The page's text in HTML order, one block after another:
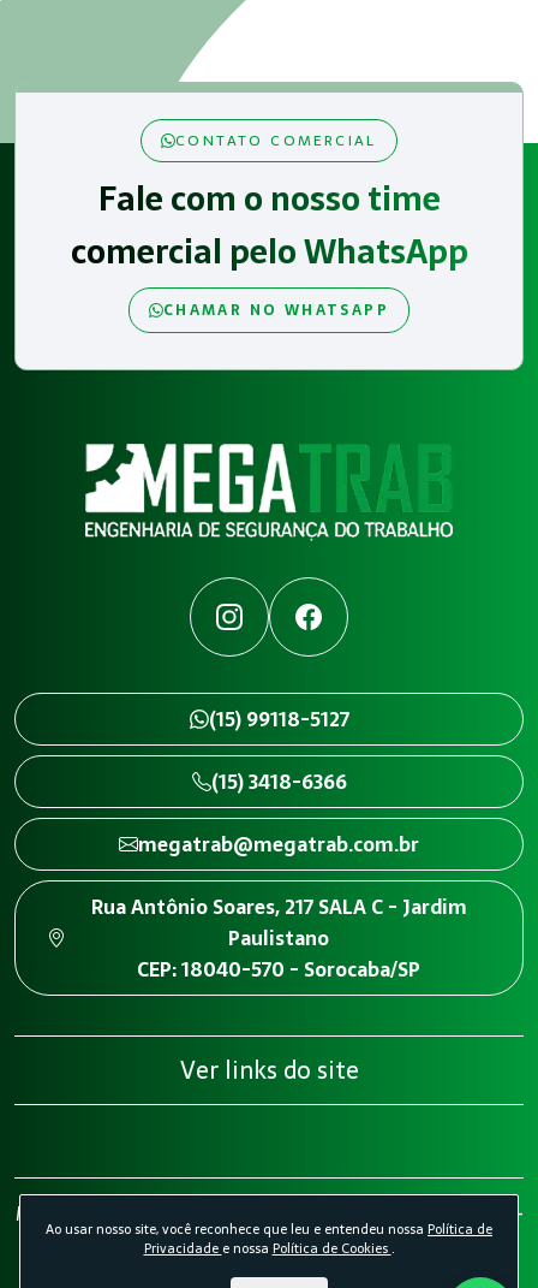
CONTATO COMERCIAL
Fale com o nosso time
comercial pelo WhatsApp
CHAMAR NO WHATSAPP
InstagramFacebook
(15) 99118-5127
(15) 3418-6366
megatrab@megatrab.com.br
Rua Antônio Soares, 217 SALA C - Jardim
Paulistano
CEP: 18040-570 - Sorocaba/SP
Ver links do site
Megatrab - Engenharia de Segurança do Trabalho 2026 -
Todos os direitos reservados.Política de Privacidade.
Desenvolvido por Agência Kombi
Ao usar nosso site, você reconhece que leu e entendeu nossa Política de
Privacidade e nossa Política de Cookies.